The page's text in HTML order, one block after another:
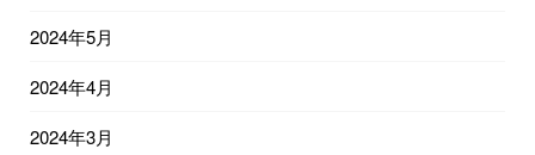
2024年5月
2024年4月
2024年3月